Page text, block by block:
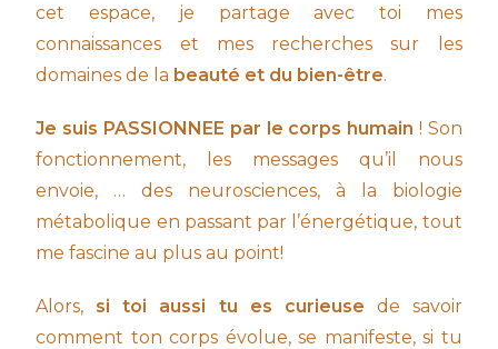
cet espace, je partage avec toi mes
connaissances et mes recherches sur les
domaines de la beauté et du bien-être.
Je suis PASSIONNEE par le corps humain ! Son
fonctionnement, les messages qu’il nous
envoie, … des neurosciences, à la biologie
métabolique en passant par l’énergétique, tout
me fascine au plus au point!
Alors, si toi aussi tu es curieuse de savoir
comment ton corps évolue, se manifeste, si tu